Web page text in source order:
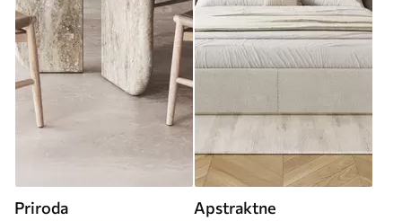
Priroda Apstraktne